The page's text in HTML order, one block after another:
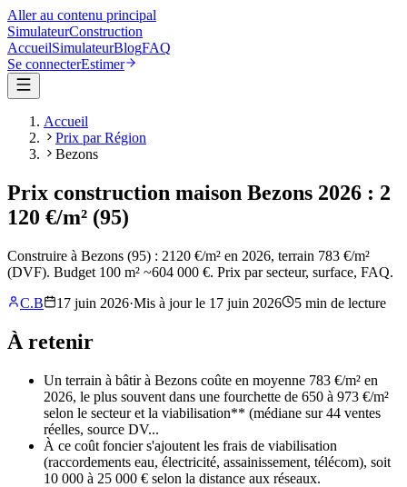
Aller au contenu principal
SimulateurConstruction
AccueilSimulateurBlogFAQ
Se connecterEstimer
Accueil
Prix par Région
Bezons
Prix construction maison Bezons 2026 : 2
120 €/m² (95)
Construire à Bezons (95) : 2120 €/m² en 2026, terrain 783 €/m²
(DVF). Budget 100 m² ~604 000 €. Prix par secteur, surface, FAQ.
C.B
17 juin 2026·Mis à jour le 17 juin 2026 5 min de lecture
À retenir
Un terrain à bâtir à Bezons coûte en moyenne 783 €/m² en
2026, le plus souvent dans une fourchette de 650 à 973 €/m²
selon le secteur et la viabilisation** (médiane sur 44 ventes
réelles, source DV...
À ce coût foncier s'ajoutent les frais de viabilisation
(raccordements eau, électricité, assainissement, télécom), soit
10 000 à 25 000 € selon la distance aux réseaux.